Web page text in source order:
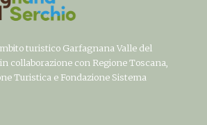
turistico Garfagnana Valle del
collaborazione con Regione Toscana,
Turistica e Fondazione Sistema